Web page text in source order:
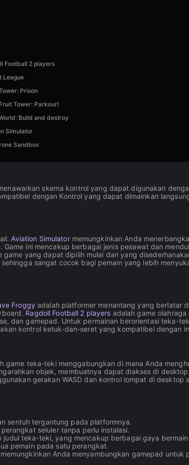
Football 2 players
League
Prison
Tower: Parkour!
Build and destroy
Simulator
Sandbox
skema kontrol yang dapat digunakan
dengan Kontrol yang dapat dimainkan
Aviation Simulatormemungkinkan Anda
ini mencakup berbagai jenis pesawat dan
game yang dapat dipilih mulai dari yang
sangat cocok bagi pemain yang lebih
Froggyadalah platformer menantang yang berlatar
Ragdoll Football 2 players adalah game
dan gamepad. Untuk permainan berorientasi teka-
kontrol ketuk-dan-seret yang kompatibel dengan
game teka-teki menggabungkan di mana Anda
objek, membuatnya dapat diakses di desktop
gerakan WASD dan kontrol lompat di desktop
sentuh tergantung pada platformnya.
seluler tanpa perlu instalasi.
judul teka-teki, yang mencakup berbagai gaya
pemain pada satu perangkat.
Anda menyambungkan gamepad untuk